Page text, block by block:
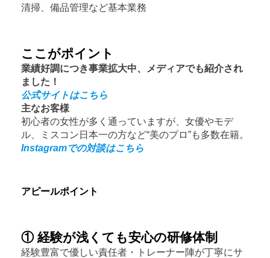
清掃、備品管理など基本業務
ここがポイント
業績好調につき事業拡大中、メディアでも紹介され
ました！
公式サイトはこちら
主なお客様
初心者の女性が多く通っていますが、女優やモデ
ル、ミスコン日本一の方など“美のプロ”も多数在籍。
Instagramでの対談はこちら
アピールポイント
① 経験が浅くても安心の研修体制
経験豊富で優しい責任者・トレーナー陣が丁寧にサ